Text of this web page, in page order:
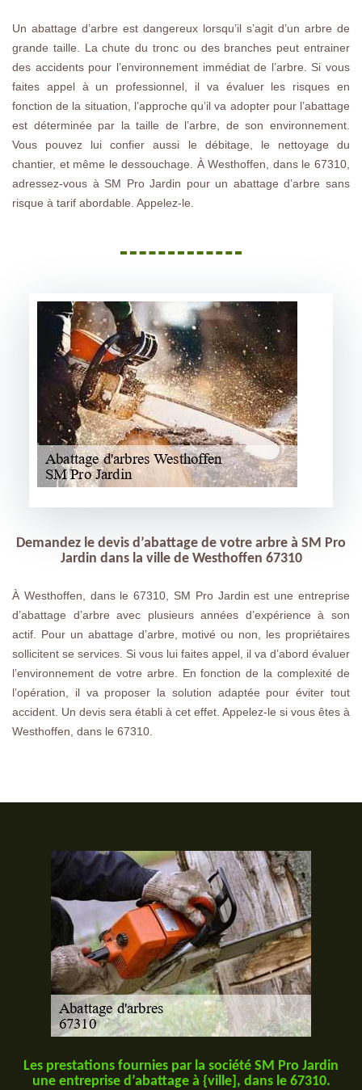
Un abattage d’arbre est dangereux lorsqu’il s’agit d’un arbre de
grande taille. La chute du tronc ou des branches peut entrainer
des accidents pour l’environnement immédiat de l’arbre. Si vous
faites appel à un professionnel, il va évaluer les risques en
fonction de la situation, l’approche qu’il va adopter pour l’abattage
est déterminée par la taille de l’arbre, de son environnement.
Vous pouvez lui confier aussi le débitage, le nettoyage du
chantier, et même le dessouchage. À Westhoffen, dans le 67310,
adressez-vous à SM Pro Jardin pour un abattage d’arbre sans
risque à tarif abordable. Appelez-le.
Demandez le devis d’abattage de votre arbre à SM Pro
Jardin dans la ville de Westhoffen 67310
À Westhoffen, dans le 67310, SM Pro Jardin est une entreprise
d’abattage d’arbre avec plusieurs années d’expérience à son
actif. Pour un abattage d’arbre, motivé ou non, les propriétaires
sollicitent se services. Si vous lui faites appel, il va d’abord évaluer
l’environnement de votre arbre. En fonction de la complexité de
l’opération, il va proposer la solution adaptée pour éviter tout
accident. Un devis sera établi à cet effet. Appelez-le si vous êtes à
Westhoffen, dans le 67310.
Les prestations fournies par la société SM Pro Jardin
une entreprise d’abattage à {ville], dans le 67310.